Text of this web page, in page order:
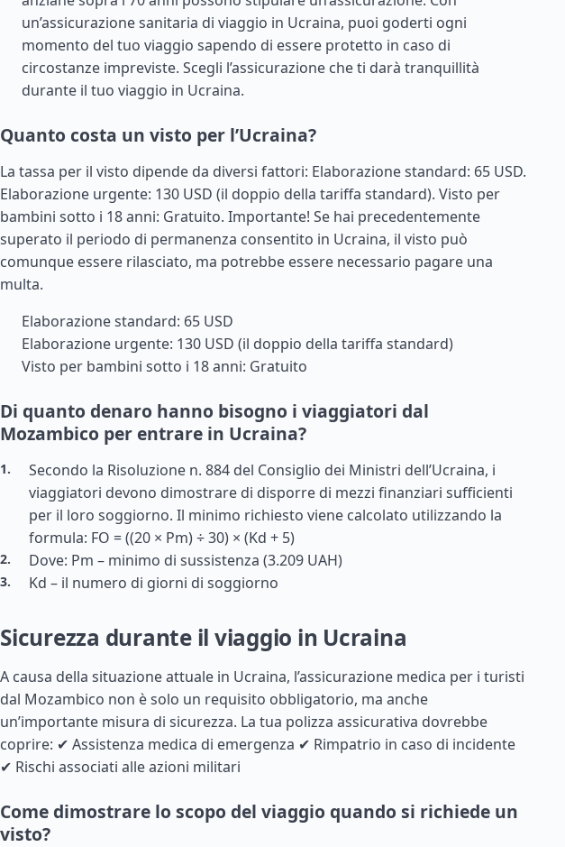
un’assicurazione sanitaria di viaggio in Ucraina, puoi goderti ogni
momento del tuo viaggio sapendo di essere protetto in caso di
circostanze impreviste. Scegli l’assicurazione che ti darà tranquillità
durante il tuo viaggio in Ucraina.
Quanto costa un visto per l’Ucraina?
La tassa per il visto dipende da diversi fattori: Elaborazione standard: 65 USD.
Elaborazione urgente: 130 USD (il doppio della tariffa standard). Visto per
bambini sotto i 18 anni: Gratuito. Importante! Se hai precedentemente
superato il periodo di permanenza consentito in Ucraina, il visto può
comunque essere rilasciato, ma potrebbe essere necessario pagare una
multa.
Elaborazione standard: 65 USD
Elaborazione urgente: 130 USD (il doppio della tariffa standard)
Visto per bambini sotto i 18 anni: Gratuito
Di quanto denaro hanno bisogno i viaggiatori dal
Mozambico per entrare in Ucraina?
Secondo la Risoluzione n. 884 del Consiglio dei Ministri dell’Ucraina, i
viaggiatori devono dimostrare di disporre di mezzi finanziari sufficienti
per il loro soggiorno. Il minimo richiesto viene calcolato utilizzando la
formula: FO = ((20 × Pm) ÷ 30) × (Kd + 5)
Dove: Pm – minimo di sussistenza (3.209 UAH)
Kd – il numero di giorni di soggiorno
Sicurezza durante il viaggio in Ucraina
A causa della situazione attuale in Ucraina, l’assicurazione medica per i turisti
dal Mozambico non è solo un requisito obbligatorio, ma anche
un’importante misura di sicurezza. La tua polizza assicurativa dovrebbe
coprire: ✔ Assistenza medica di emergenza ✔ Rimpatrio in caso di incidente
✔ Rischi associati alle azioni militari
Come dimostrare lo scopo del viaggio quando si richiede un
visto?